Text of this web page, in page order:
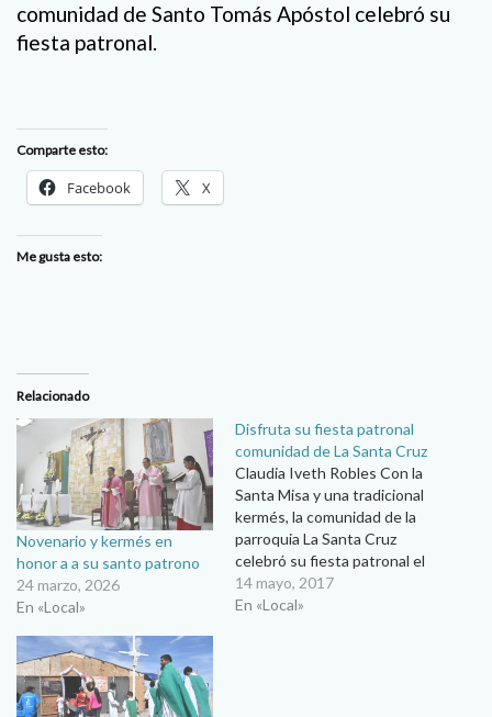
comunidad de Santo Tomás Apóstol celebró su
fiesta patronal.
Comparte esto:
Facebook X
Me gusta esto:
Relacionado
Novenario y kermés en
honor a a su santo patrono
24 marzo, 2026
En «Local»
Disfruta su fiesta patronal
comunidad de La Santa Cruz
Claudia Iveth Robles Con la
Santa Misa y una tradicional
kermés, la comunidad de la
parroquia La Santa Cruz
celebró su fiesta patronal el
pasado domingo 7 de mayo,
con la guía de su párroco, el
14 mayo, 2017
En «Local»